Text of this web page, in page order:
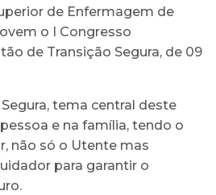
de Enfermagem de
o I Congresso
de Transição Segura, de 09
tema central deste
e na família, tendo o
não só o Utente mas
para garantir o